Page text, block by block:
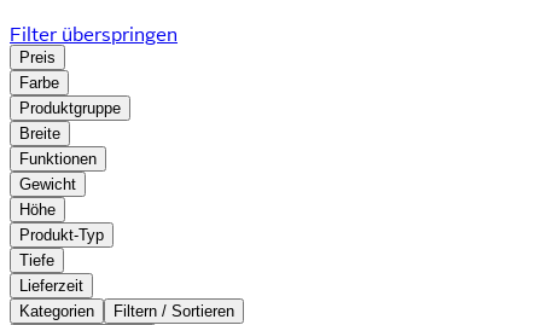
Filter überspringen
Preis
Farbe
Produktgruppe
Breite
Funktionen
Gewicht
Höhe
Produkt-Typ
Tiefe
Lieferzeit
Kategorien
Filtern / Sortieren